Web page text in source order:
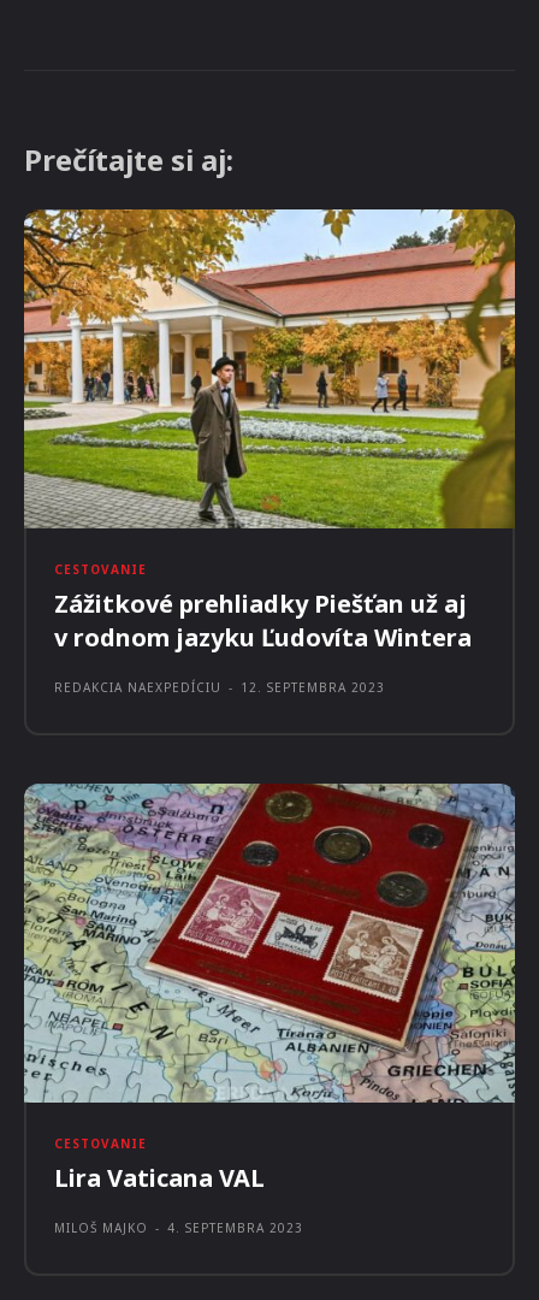
Prečítajte si aj:
CESTOVANIE
Zážitkové prehliadky Piešťan už aj
v rodnom jazyku Ľudovíta Wintera
REDAKCIA NAEXPEDÍCIU - 12. SEPTEMBRA 2023